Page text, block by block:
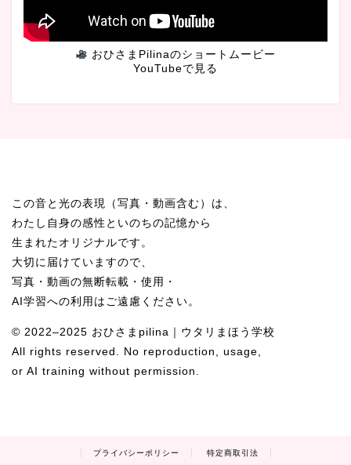
おひさまPilinaのショートムービー
YouTubeで見る
この音と光の表現（写真・動画含む）は、
わたし自身の感性といのちの記憶から
生まれたオリジナルです。
大切に届けていますので、
写真・動画の無断転載・使用・
AI学習への利用はご遠慮ください。
© 2022–2025 おひさまpilina｜ウタリまほう学校
All rights reserved. No reproduction, usage,
or AI training without permission.
プライバシーポリシー 特定商取引法